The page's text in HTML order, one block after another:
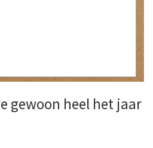
gewoon heel het jaar